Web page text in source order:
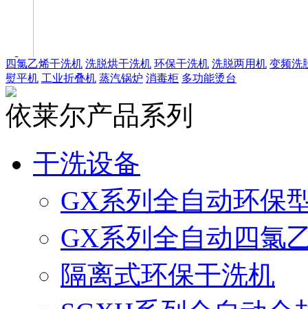
四氯乙烯干洗机 洗脱烘干洗机 环保干洗机 洗脱两用机 变频洗
熨平机 工业折叠机 蒸汽锅炉 消毒柜 多功能烫台
依莱尔产品系列
干洗设备
GX系列全自动环保
GX系列全自动四氯
隔离式环保干洗机